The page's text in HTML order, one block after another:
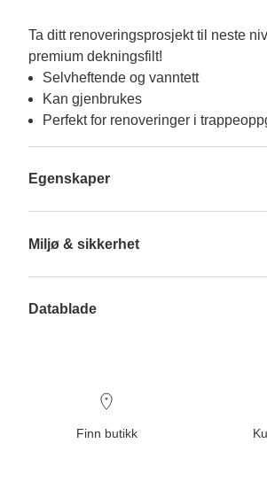
Ta ditt renoveringsprosjekt til neste
premium dekningsfilt!
Selvheftende og vanntett
Kan gjenbrukes
Perfekt for renoveringer i
Egenskaper
Miljø & sikkerhet
Datablade
Finn butikk